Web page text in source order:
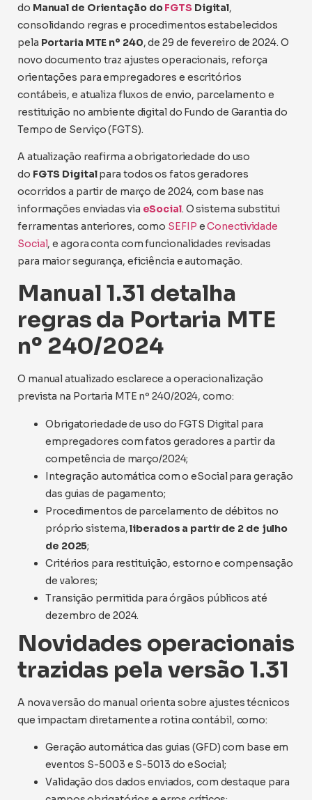
do Manual de Orientação doFGTSDigital,
consolidando regras e procedimentos estabelecidos
pela Portaria MTE nº 240, de 29 de fevereiro de 2024. O
novo documento traz ajustes operacionais, reforça
orientações para empregadores e escritórios
contábeis, e atualiza fluxos de envio, parcelamento e
restituição no ambiente digital do Fundo de Garantia do
Tempo de Serviço (FGTS).
A atualização reafirma a obrigatoriedade do uso
do FGTS Digitalpara todos os fatos geradores
ocorridos a partir de março de 2024, com base nas
informações enviadas via eSocial. O sistema substitui
ferramentas anteriores, como SEFIP eConectividade
Social, e agora conta com funcionalidades revisadas
para maior segurança, eficiência e automação.
Manual 1.31 detalha
regras da Portaria MTE
nº 240/2024
O manual atualizado esclarece a operacionalização
prevista na Portaria MTE nº 240/2024, como:
Obrigatoriedade de uso do FGTS Digital para
empregadores com fatos geradores a partir da
competência de março/2024;
Integração automática com o eSocial para geração
das guias de pagamento;
Procedimentos de parcelamento de débitos no
próprio sistema,liberados a partir de 2 de julho
de 2025;
Critérios para restituição, estorno e compensação
de valores;
Transição permitida para órgãos públicos até
dezembro de 2024.
Novidades operacionais
trazidas pela versão 1.31
A nova versão do manual orienta sobre ajustes técnicos
que impactam diretamente a rotina contábil, como:
Geração automática das guias (GFD) com base em
eventos S-5003 e S-5013 do eSocial;
Validação dos dados enviados, com destaque para